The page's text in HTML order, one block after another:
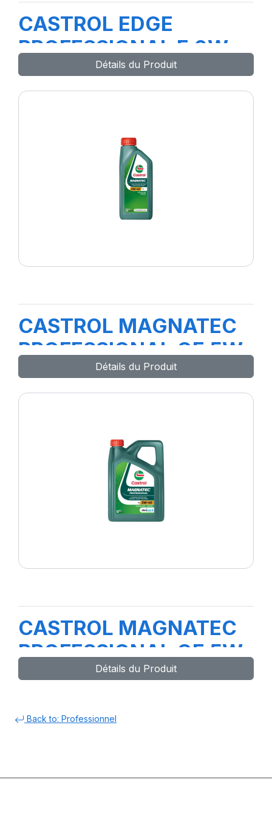
CASTROL EDGE
PROFESSIONAL E 0W-
30 1L
Détails du Produit
CASTROL MAGNATEC
PROFESSIONAL OE 5W-
40 1L
Détails du Produit
CASTROL MAGNATEC
PROFESSIONAL OE 5W-
40 4L
Détails du Produit
Back to: Professionnel